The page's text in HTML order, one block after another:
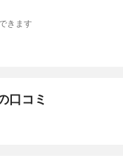
きます
口コミ